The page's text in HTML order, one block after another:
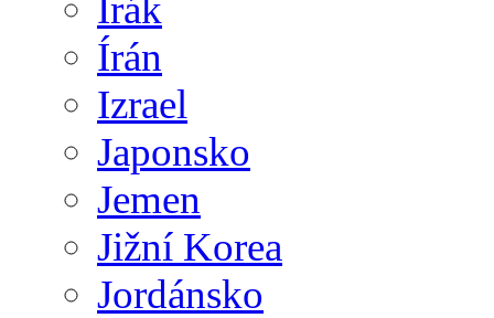
Irák
Írán
Izrael
Japonsko
Jemen
Jižní Korea
Jordánsko